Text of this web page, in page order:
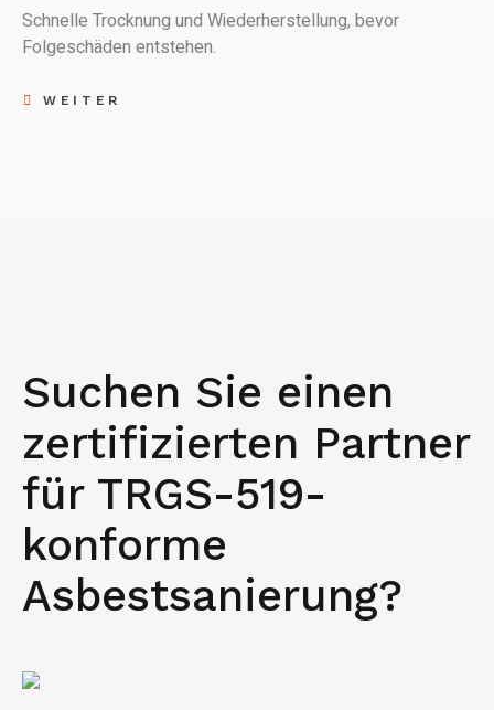
Schnelle Trocknung und Wiederherstellung, bevor
Folgeschäden entstehen.
WEITER
Suchen Sie einen
zertifizierten Partner
für TRGS-519-
konforme
Asbestsanierung?